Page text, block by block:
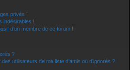
privés !
indésirables !
d’un membre de ce forum !
?
utilisateurs de ma liste d’amis ou d’ignorés ?